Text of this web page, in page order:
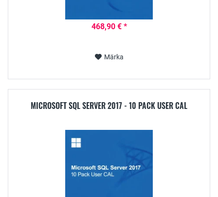
468,90 € *
Märka
MICROSOFT SQL SERVER 2017 - 10 PACK USER CAL